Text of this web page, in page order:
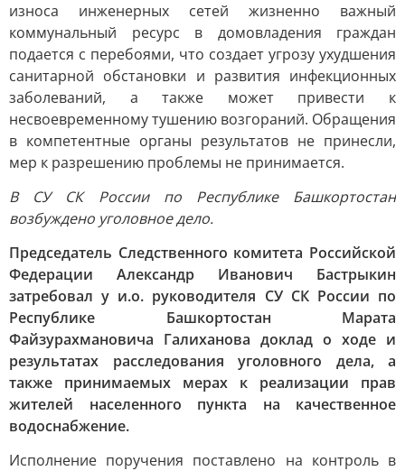
износа инженерных сетей жизненно важный
коммунальный ресурс в домовладения граждан
подается с перебоями, что создает угрозу ухудшения
санитарной обстановки и развития инфекционных
заболеваний, а также может привести к
несвоевременному тушению возгораний. Обращения
в компетентные органы результатов не принесли,
мер к разрешению проблемы не принимается.
В СУ СК России по Республике Башкортостан
возбуждено уголовное дело.
Председатель Следственного комитета Российской
Федерации Александр Иванович Бастрыкин
затребовал у и.о. руководителя СУ СК России по
Республике Башкортостан Марата
Файзурахмановича Галиханова доклад о ходе и
результатах расследования уголовного дела, а
также принимаемых мерах к реализации прав
жителей населенного пункта на качественное
водоснабжение.
Исполнение поручения поставлено на контроль в